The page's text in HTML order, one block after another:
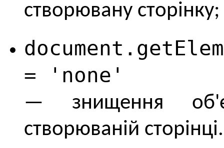
створювану сторінку;
= 'none'
— знищення
створюваній сторінці.